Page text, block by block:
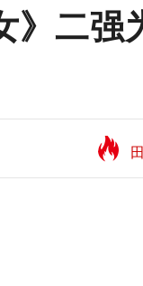
》二